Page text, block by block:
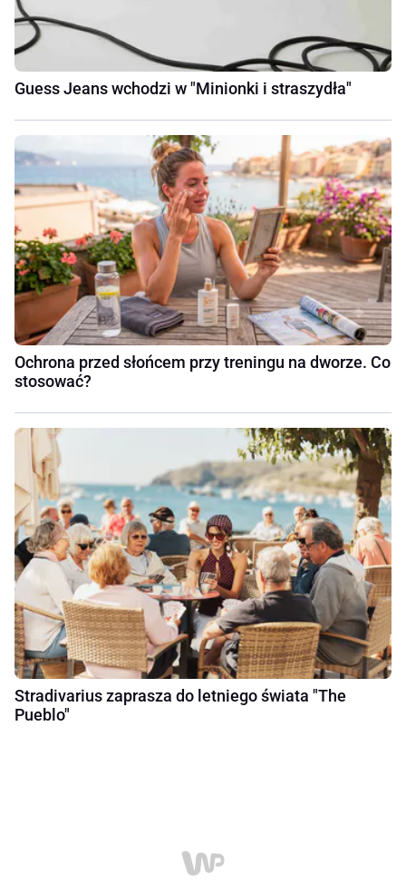
Guess Jeans wchodzi w "Minionki i straszydła"
Ochrona przed słońcem przy treningu na dworze. Co
stosować?
Stradivarius zaprasza do letniego świata "The
Pueblo"